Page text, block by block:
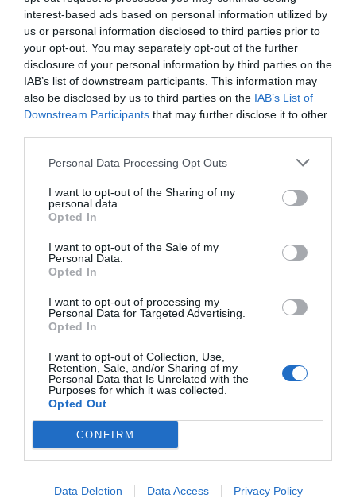
interest-based ads based on personal information utilized by
us or personal information disclosed to third parties prior to
your opt-out. You may separately opt-out of the further
disclosure of your personal information by third parties on the
IAB’s list of downstream participants. This information may
also be disclosed by us to third parties on the IAB’s List of
Downstream Participants that may further disclose it to other
Personal Data Processing Opt Outs
I want to opt-out of the Sharing of my
personal data.
Opted In
I want to opt-out of the Sale of my
Personal Data.
Opted In
I want to opt-out of processing my
Personal Data for Targeted Advertising.
Opted In
I want to opt-out of Collection, Use,
Retention, Sale, and/or Sharing of my
Personal Data that Is Unrelated with the
Purposes for which it was collected.
Opted Out
CONFIRM
Data Deletion Data Access Privacy Policy
Zapatero en público, como hoy el ministro de
Justicia,Félix Bolaños, quien ha reiterado su
"confianza" en el expresidente.
ETIQUETAS: DIARIO DE LA CORRUPCIÓN SANCHISTA
¿Te ha interesado este artículo?
Suscríbete a nuestro newsletter y recibe cada dia
Tu correo electrónico...